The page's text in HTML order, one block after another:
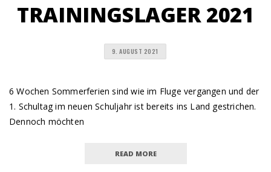
TRAININGSLAGER 2021
9. AUGUST 2021
6 Wochen Sommerferien sind wie im Fluge vergangen und der
1. Schultag im neuen Schuljahr ist bereits ins Land gestrichen.
Dennoch möchten
READ MORE